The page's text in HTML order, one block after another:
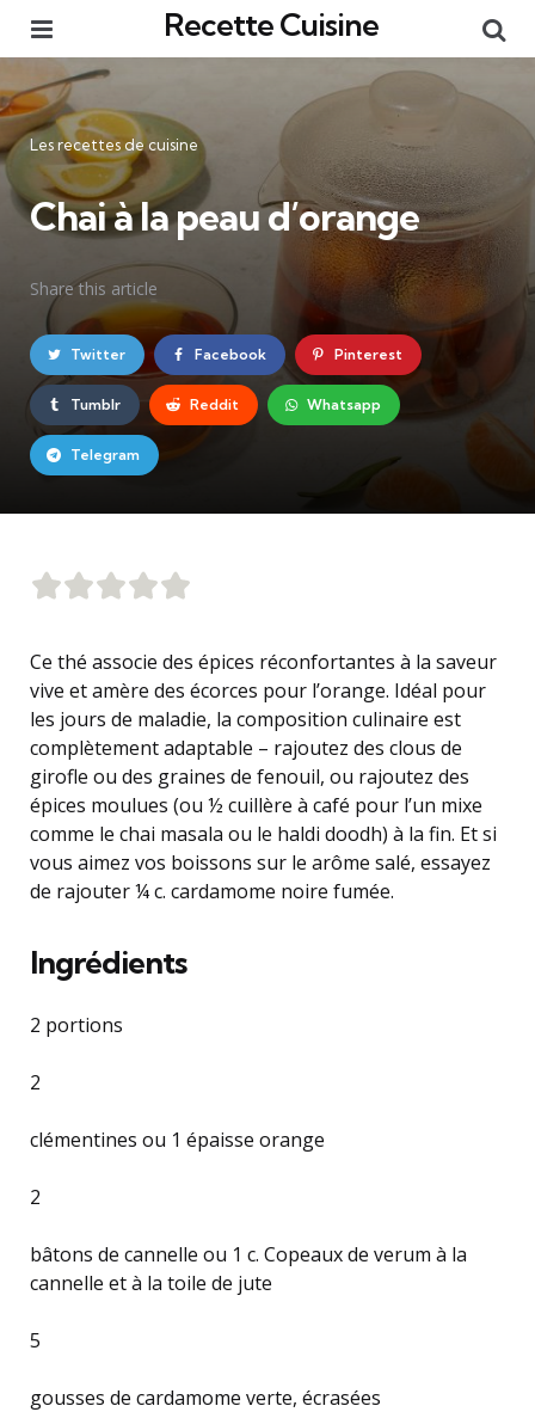
Recette Cuisine
Catégories
Les recettes de cuisine
Chai à la peau d’orange
Share this article
Twitter Facebook Pinterest
Tumblr Reddit Whatsapp
Telegram
Ce thé associe des épices réconfortantes à la saveur
vive et amère des écorces pour l’orange. Idéal pour
les jours de maladie, la composition culinaire est
complètement adaptable – rajoutez des clous de
girofle ou des graines de fenouil, ou rajoutez des
épices moulues (ou ½ cuillère à café pour l’un mixe
comme le chai masala ou le haldi doodh) à la fin. Et si
vous aimez vos boissons sur le arôme salé, essayez
de rajouter ¼ c. cardamome noire fumée.
Ingrédients
2 portions
2
clémentines ou 1 épaisse orange
2
bâtons de cannelle ou 1 c. Copeaux de verum à la
cannelle et à la toile de jute
5
gousses de cardamome verte, écrasées